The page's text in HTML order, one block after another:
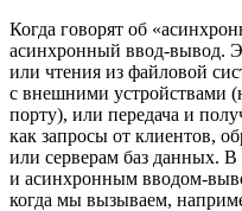
Когда говорят об
асинхронный ввод‑вывод.
или чтения из файловой
с внешними устройствами
порту), или передача и
как запросы от клиентов,
или серверам баз данных.
и асинхронным
когда мы вызываем,